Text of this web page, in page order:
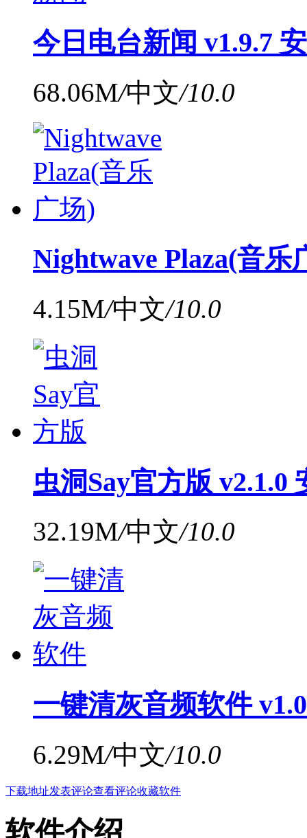
今日电台新闻 v1.9.7
68.06M/中文/10.0
Nightwave Plaza(音乐
4.15M/中文/10.0
虫洞Say官方版 v2.1.0
32.19M/中文/10.0
一键清灰音频软件
6.29M/中文/10.0
下载地址发表评论查看评论收藏软件